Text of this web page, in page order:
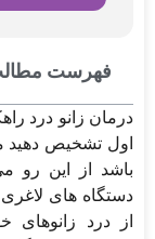
فهرست
درمان زانو درد
اول تشخیص دهید
باشد از این رو
دستگاه های لاغری
از درد زانوهای